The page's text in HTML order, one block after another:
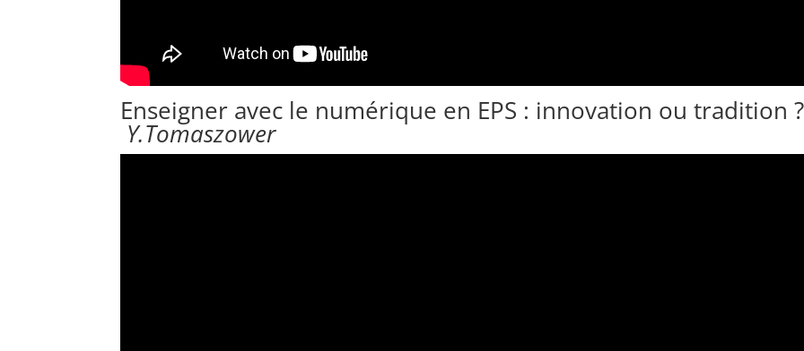
Enseigner avec le numérique en EPS : innovation ou tradition
Y.Tomaszower